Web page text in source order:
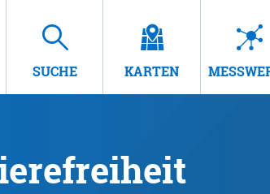
SUCHE KARTEN